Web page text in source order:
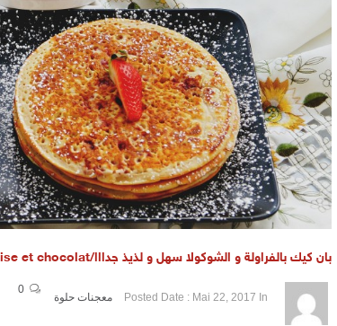
بان كيك بالفراولة و الشوكولا سهل و لذيذ جدااا/pancake fraise et chocolat
Posted Date : Mai 22, 2017 In معجنات حلوة
0